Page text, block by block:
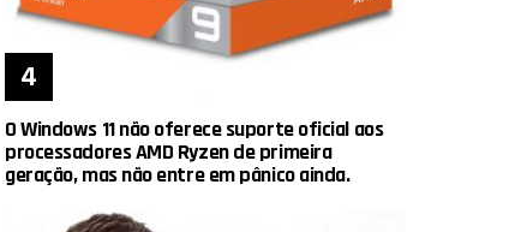
O Windows 11 não oferece suporte oficial aos
processadores AMD Ryzen de primeira
geração, mas não entre em pânico ainda.